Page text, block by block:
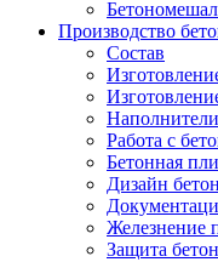
Производство
Состав
Работа с
Бетонная
Дизайн
Железнение
Защита